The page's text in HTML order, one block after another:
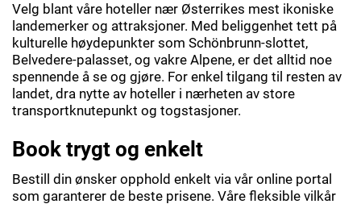
Velg blant våre hoteller nær Østerrikes mest ikoniske
landemerker og attraksjoner. Med beliggenhet tett på
kulturelle høydepunkter som Schönbrunn-slottet,
Belvedere-palasset, og vakre Alpene, er det alltid noe
spennende å se og gjøre. For enkel tilgang til resten av
landet, dra nytte av hoteller i nærheten av store
transportknutepunkt og togstasjoner.
Book trygt og enkelt
Bestill din ønsker opphold enkelt via vår online portal
som garanterer de beste prisene. Våre fleksible vilkår